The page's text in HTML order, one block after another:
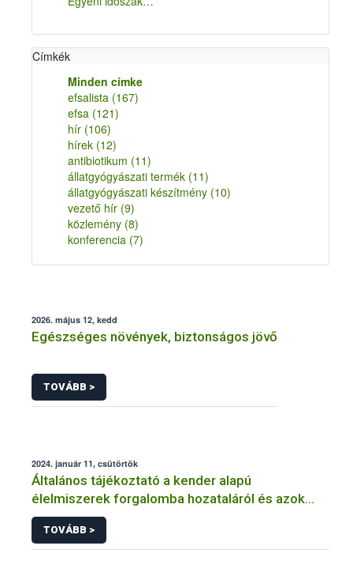
Címkék
Minden címke
efsalista (167)
efsa (121)
hír (106)
hírek (12)
antibiotikum (11)
állatgyógyászati termék (11)
állatgyógyászati készítmény (10)
vezető hír (9)
közlemény (8)
konferencia (7)
2026. május 12, kedd
Egészséges növények, biztonságos jövő
TOVÁBB >
2024. január 11, csütörtök
Általános tájékoztató a kender alapú
élelmiszerek forgalomba hozataláról és azok
szabályozásáról
TOVÁBB >